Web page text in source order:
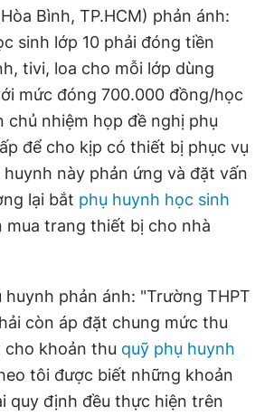
số 110/GP - BTTTT cấp ngày 24.3.2020
thuộc về Báo Thanh Niên. Cấm sao
thức nếu không có sự chấp thuận bằng văn
Technologies, JSC.
Bình, TP.HCM) phản ánh:
sinh lớp 10 phải đóng tiền
tivi, loa cho mỗi lớp dùng
mức đóng 700.000 đồng/học
chủ nhiệm họp đề nghị phụ
để cho kịp có thiết bị phục vụ
huynh này phản ứng và đặt vấn
lại bắt phụ huynh học sinh
mua trang thiết bị cho nhà
phản ánh: "Trường THPT
còn áp đặt chung mức thu
khoản thu quỹ phụ huynh
tôi được biết những khoản
quy định đều thực hiện trên